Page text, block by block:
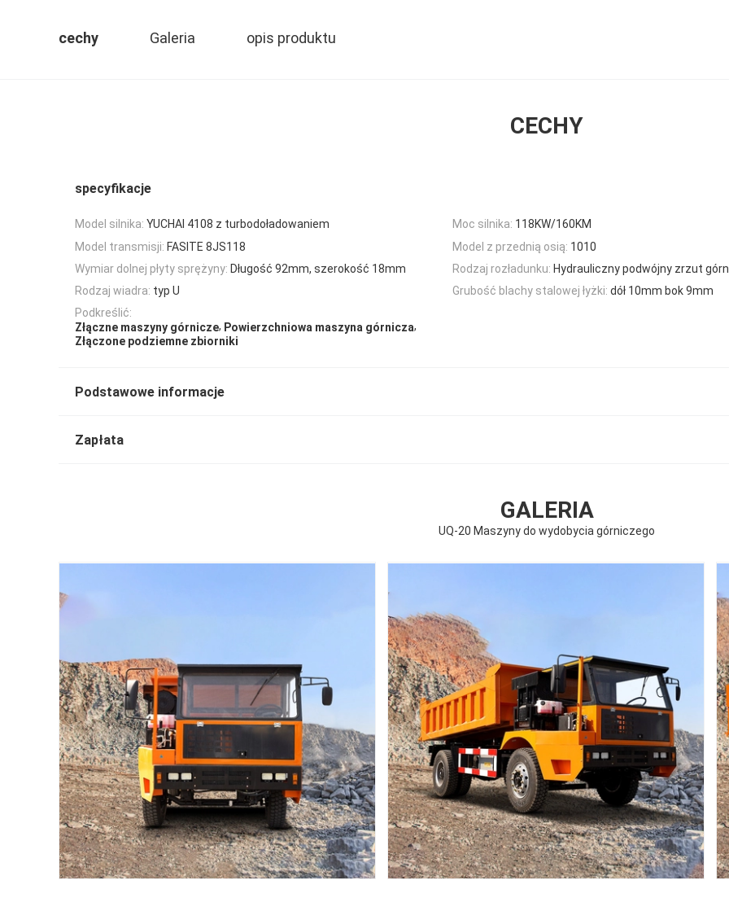
cechy Galeria opis produktu
CECHY
specyfikacje
Model silnika: YUCHAI 4108 z turbodoładowaniem Moc silnika: 118KW/160KM
Model transmisji: FASITE 8JS118 Model z przednią osią: 1010
Wymiar dolnej płyty sprężyny: Długość 92mm, szerokość 18mm Rodzaj rozładunku: Hydrauliczny podwójny zrzut
Rodzaj wiadra: typ U Grubość blachy stalowej łyżki: dół 10mm bok 9mm
Podkreślić:
Złączne maszyny górnicze, Powierzchniowa maszyna górnicza,
Złączone podziemne zbiorniki
Podstawowe informacje
Zapłata
GALERIA
UQ-20 Maszyny do wydobycia górniczego